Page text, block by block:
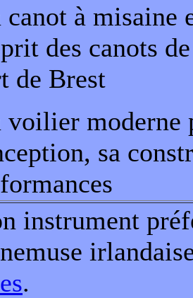
canot à misaine
des canots
de Brest
voilier moderne
sa
instrument
.